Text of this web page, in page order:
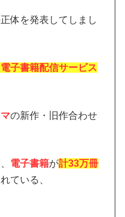
体を発表してしまし
子書籍配信サービス
マの新作・旧作合わせ
電子書籍が計33万冊
ている、